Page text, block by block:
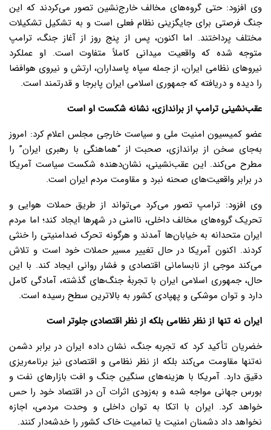
وی افزود: حتی گروه‌های مخالف خارج‌نشین تصور می‌کردند که این
جنگ فرصتی برای جایگزینی نظام فعلی است و به تشکیل تشکیلات
مختلف پرداختند. اما اکنون، پس از پنج روز از آغاز جنگ، ترامپ
متوجه شده که واقعیت میدانی کاملاً متفاوت است. او عملکرد
نیروهای نظامی ایران، از جمله سپاه پاسداران، ارتش و نیروی هوافضا
را دیده و دریافته که جمهوری اسلامی ایران پابرجا و قدرتمند است.
عقب‌نشینی ترامپ از براندازی، نشانه شکست او است
عضو کمیسیون امنیت ملی و سیاست خارجی مجلس اعلام کرد: امروز
به‌جای سخن از براندازی، صحبت از “هماهنگی با رهبری ایران” را
مطرح می‌کند. این عقب‌نشینی، نشان‌دهنده شکست سیاست آمریکا
در برابر واقعیت‌های صحنه نبرد و مقاومت مردم ایران است.
وی افزود: ترامپ تصور می‌کرد می‌تواند از طریق حملات هوایی و
تحریک گروه‌های مخالف داخلی، ناامنی در شهرها ایجاد کند؛ اما مردم
ایران متحدانه به خیابان‌ها آمدند و هرگونه تحرک ضدامنیتی را خنثی
کردند. اکنون آمریکا در حال تغییر مسیر حملات خود است و تلاش
می‌کند موجی از نابسامانی اقتصادی و فشار روانی ایجاد کند. با این
حال، جمهوری اسلامی ایران با تجربۀ جنگ‌های گذشته، آمادگی کامل
دارد و توان موشکی و پهپادی کشور به بالاترین سطح رسیده است.
ایران نه تنها از نظر نظامی بلکه از نظر اقتصادی جلوتر است
خضریان تأکید کرد که تجربه جنگ، نشان داده ایران در برابر دشمن
نه‌تنها مقاومت می‌کند بلکه از نظر نظامی و اقتصادی نیز برنامه‌ریزی
دقیق دارد. آمریکا با هزینه‌های سنگین جنگ و افت بازارهای نفت و
بورس جهانی مواجه شده و به‌زودی اثرات آن در اقتصاد خود را حس
خواهد کرد. ایران با اتکا به توان داخلی و وحدت مردمی، اجازه
نخواهد داد دشمنان امنیت یا تمامیت خاک کشور را خدشه‌دار کنند.